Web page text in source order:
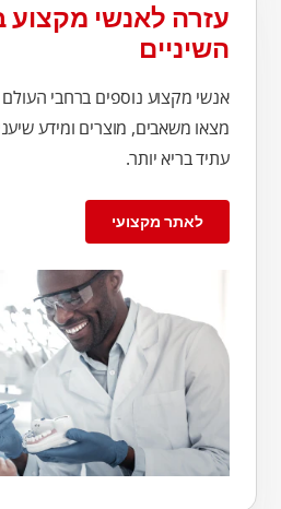
עזרה לאנשי מקצוע
השיניים
אנשי מקצוע נוספים ברחבי העולם
מצאו משאבים, מוצרים ומידע
עתיד בריא יותר.
לאתר מקצועי